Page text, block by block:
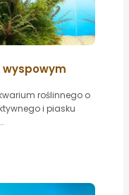
wyspowym
roślinnego o
i piasku